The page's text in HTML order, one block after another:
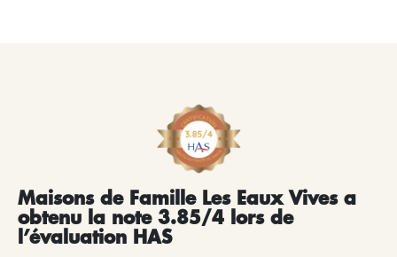
Maisons de Famille Les Eaux Vives a
obtenu la note 3.85/4 lors de
l’évaluation HAS